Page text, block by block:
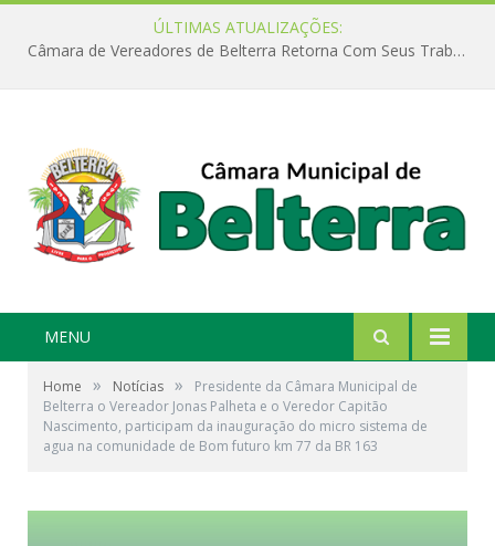
ÚLTIMAS ATUALIZAÇÕES:
Câmara de Vereadores de Belterra Retorna Com Seus Trabalhos Legislativos
MENU
Home » Notícias »
Presidente da Câmara Municipal de
Belterra o Vereador Jonas Palheta e o Veredor Capitão
Nascimento, participam da inauguração do micro sistema de
agua na comunidade de Bom futuro km 77 da BR 163